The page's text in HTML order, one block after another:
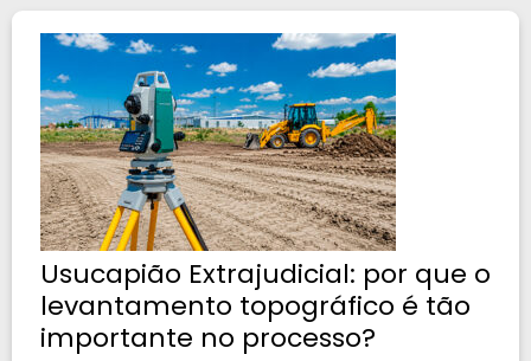
Usucapião Extrajudicial: por que o
levantamento topográfico é tão
importante no processo?